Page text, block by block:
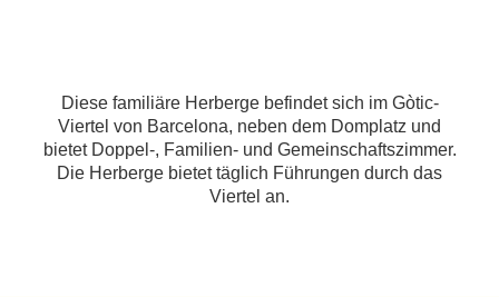
Diese familiäre Herberge befindet sich im Gòtic-
Viertel von Barcelona, neben dem Domplatz und
bietet Doppel-, Familien- und Gemeinschaftszimmer.
Die Herberge bietet täglich Führungen durch das
Viertel an.